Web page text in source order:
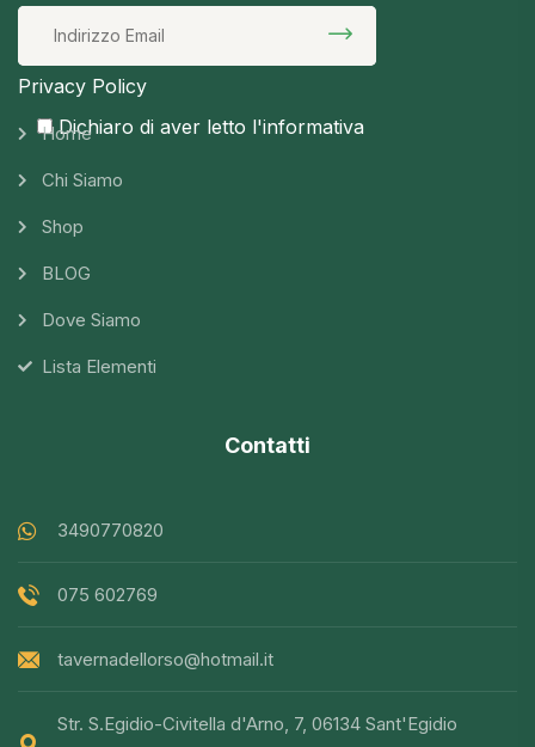
Privacy Policy
Dichiaro di aver letto l'informativa
Home
Chi Siamo
Shop
BLOG
Dove Siamo
Lista Elementi
Contatti
3490770820
075 602769
tavernadellorso@hotmail.it
Str. S.Egidio-Civitella d'Arno, 7, 06134 Sant'Egidio